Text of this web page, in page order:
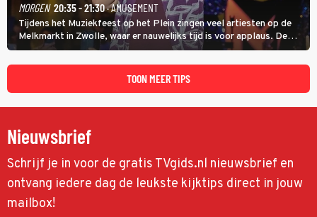
MORGEN 20:35 - 21:30· AMUSEMENT
Tijdens het Muziekfeest op het Plein zingen veel artiesten op de
Melkmarkt in Zwolle, waar er nauwelijks tijd is voor applaus. De
grootste namen zijn André Hazes, Jannes, René Froger en
natuurlijk Rutger van Barneveld met zijn hit Zwoele Zomernachten.
TOON MEER TIPS
Nieuwsbrief
Schrijf je in voor de gratis TVgids.nl nieuwsbrief en
ontvang iedere dag de leukste kijktips direct in jouw
mailbox!